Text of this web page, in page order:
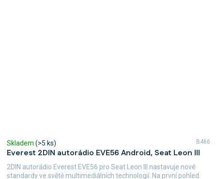
Everest 2DIN autorádio EVE56 Android, Seat Leon III
Skladem (>5 ks)
2DIN autorádio Everest EVE56 pro Seat Leon III nastavuje nové
standardy ve světě multimediálních technologií. Na první pohled
B466